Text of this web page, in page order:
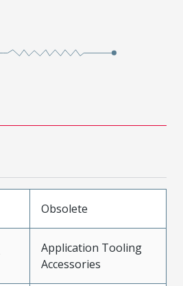
Obsolete
Application Tooling
Accessories